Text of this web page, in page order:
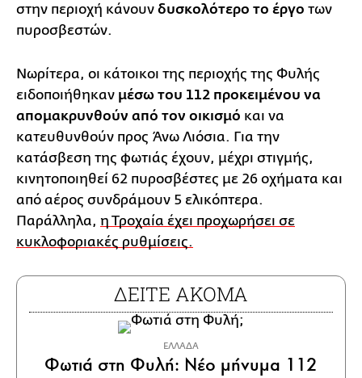
στην περιοχή κάνουν δυσκολότερο το έργο των
πυροσβεστών.
Νωρίτερα, οι κάτοικοι της περιοχής της Φυλής
ειδοποιήθηκαν μέσω του 112 προκειμένου να
απομακρυνθούν από τον οικισμό και να
κατευθυνθούν προς Άνω Λιόσια. Για την
κατάσβεση της φωτιάς έχουν, μέχρι στιγμής,
κινητοποιηθεί 62 πυροσβέστες με 26 οχήματα και
από αέρος συνδράμουν 5 ελικόπτερα.
Παράλληλα, η Τροχαία έχει προχωρήσει σε
κυκλοφοριακές ρυθμίσεις.
ΔΕΙΤΕ ΑΚΟΜΑ
ΕΛΛΑΔΑ
Φωτιά στη Φυλή: Νέο μήνυμα 112